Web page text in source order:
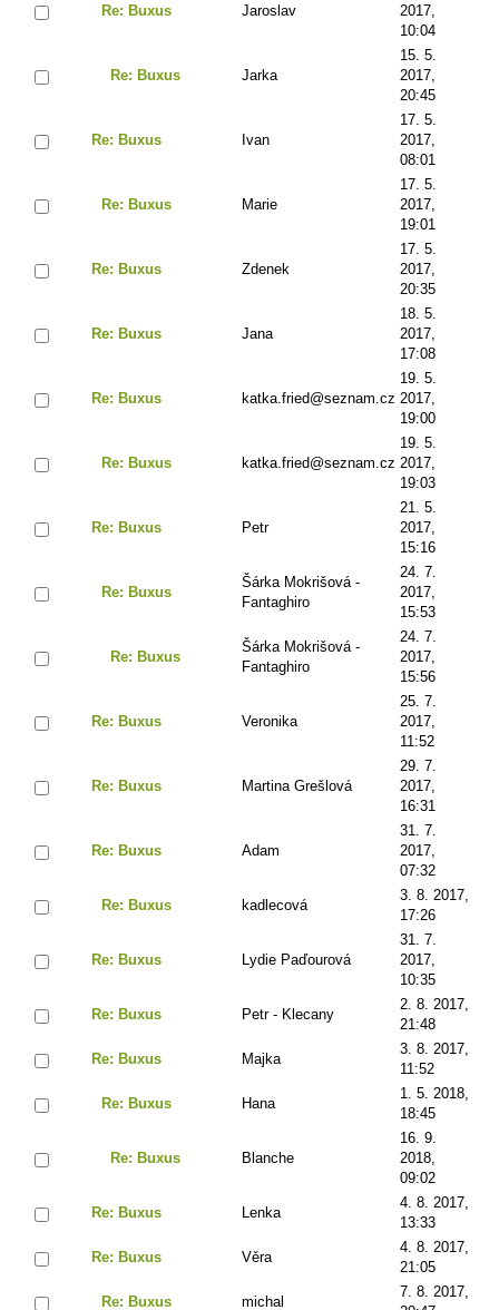
Re: Buxus Jaroslav
2017,
10:04
Re: Buxus Jarka
15. 5.
2017,
20:45
Re: Buxus Ivan
17. 5.
2017,
08:01
Re: Buxus Marie
17. 5.
2017,
19:01
Re: Buxus Zdenek
17. 5.
2017,
20:35
Re: Buxus Jana
18. 5.
2017,
17:08
Re: Buxus katka.fried@seznam.cz
19. 5.
2017,
19:00
Re: Buxus katka.fried@seznam.cz
19. 5.
2017,
19:03
Re: Buxus Petr
21. 5.
2017,
15:16
Re: Buxus
Šárka Mokrišová -
Fantaghiro
24. 7.
2017,
15:53
Re: Buxus
Šárka Mokrišová -
Fantaghiro
24. 7.
2017,
15:56
Re: Buxus Veronika
25. 7.
2017,
11:52
Re: Buxus Martina Grešlová
29. 7.
2017,
16:31
Re: Buxus Adam
31. 7.
2017,
07:32
Re: Buxus kadlecová
3. 8. 2017,
17:26
Re: Buxus Lydie Paďourová
31. 7.
2017,
10:35
Re: Buxus Petr - Klecany
2. 8. 2017,
21:48
Re: Buxus Majka
3. 8. 2017,
11:52
Re: Buxus Hana
1. 5. 2018,
18:45
Re: Buxus Blanche
16. 9.
2018,
09:02
Re: Buxus Lenka
4. 8. 2017,
13:33
Re: Buxus Věra
4. 8. 2017,
21:05
Re: Buxus michal
7. 8. 2017,